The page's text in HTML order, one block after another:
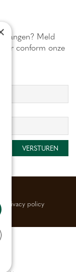
Meld
conform onze
Privacy policy